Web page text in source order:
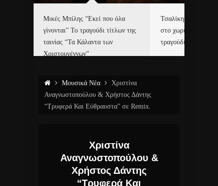
Μικές Μπίλης “Εκεί που όλα
γίνονται” Το τραγούδι τίτλων της
ταινίας “Τα Κάλαντα των
Χριστουγέννων”
Τσαλίκης,
στο χωριό του Άι
τραγούδι και video
Μουσικά Νέα
Χριστίνα
Αναγνωστοπούλου & Χρήστος Δάντης
“Τρυφερά Και Εύθραυστα” σε Remix.
Χριστίνα
Αναγνωστοπούλου &
Χρήστος Δάντης
“Τρυφερά Και